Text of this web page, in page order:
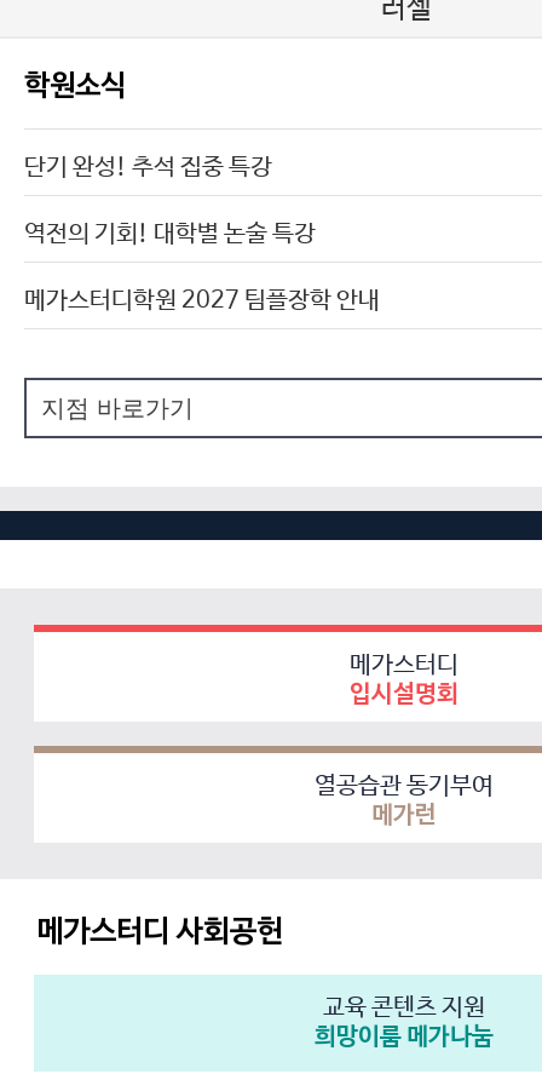
러셀
학원소식
단기 완성! 추석 집중 특강
역전의 기회! 대학별 논술 특강
메가스터디학원 2027 팀플장학 안내
메가스터디
입시설명회
열공습관 동기부여
메가런
메가스터디 사회공헌
교육 콘텐츠 지원
희망이룸 메가나눔